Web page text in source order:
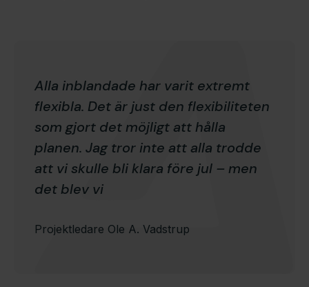
Alla inblandade har varit extremt
flexibla. Det är just den flexibiliteten
som gjort det möjligt att hålla
planen. Jag tror inte att alla trodde
att vi skulle bli klara före jul – men
det blev vi
Projektledare Ole A. Vadstrup